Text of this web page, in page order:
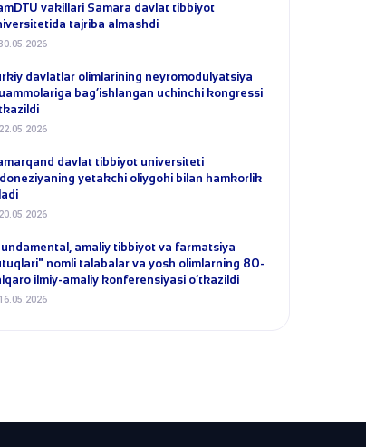
vakillari Samara davlat tibbiyot
tajriba almashdi
davlatlar olimlarining neyromodulyatsiya
bag‘ishlangan uchinchi kongressi
22.05.2026
davlat tibbiyot universiteti
yetakchi oliygohi bilan hamkorlik
20.05.2026
amaliy tibbiyot va farmatsiya
nomli talabalar va yosh olimlarning 80-
ilmiy-amaliy konferensiyasi o‘tkazildi
16.05.2026